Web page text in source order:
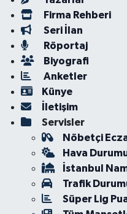
Firma Rehberi
Seri İlan
Röportaj
Biyografi
Anketler
Künye
İletişim
Servisler
Nöbetçi
Hava
İstanbul
Trafik
Süper Lig